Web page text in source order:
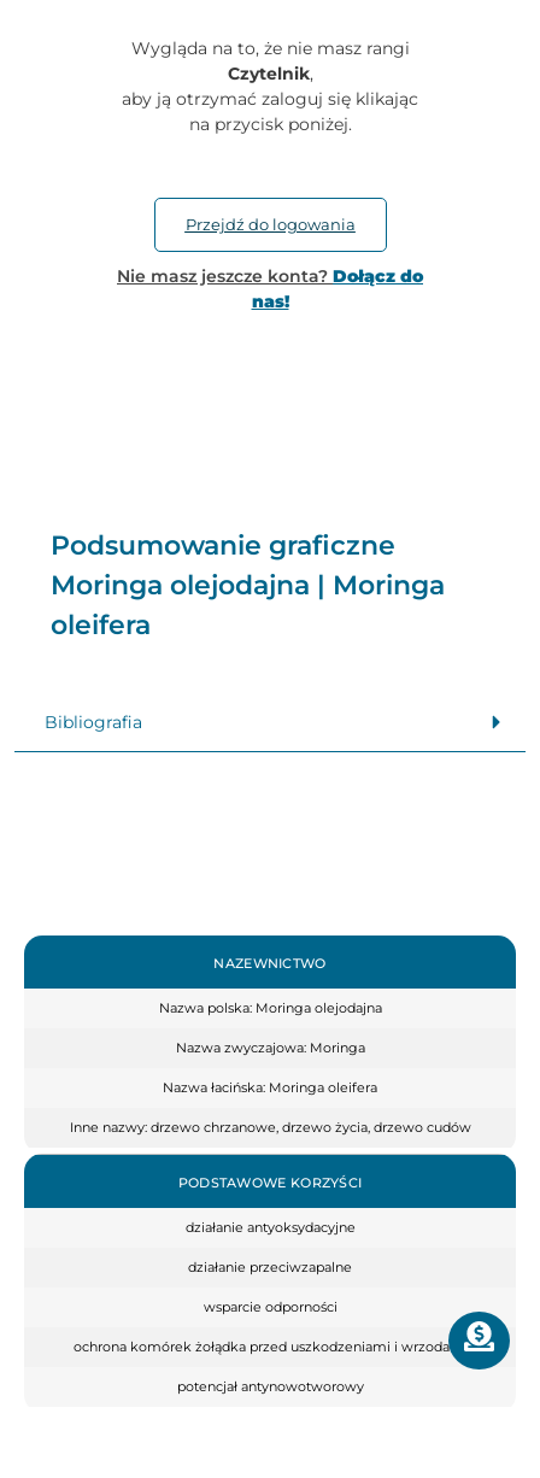
Wygląda na to, że nie masz rangi
Czytelnik,
aby ją otrzymać zaloguj się klikając
na przycisk poniżej.
Przejdź do logowania
Nie masz jeszcze konta? Dołącz do
nas!
Podsumowanie graficzne
Moringa olejodajna | Moringa
oleifera
Bibliografia
NAZEWNICTWO
Nazwa polska: Moringa olejodajna
Nazwa zwyczajowa: Moringa
Nazwa łacińska: Moringa oleifera
Inne nazwy: drzewo chrzanowe, drzewo życia, drzewo cudów
PODSTAWOWE KORZYŚCI
działanie antyoksydacyjne
działanie przeciwzapalne
wsparcie odporności
ochrona komórek żołądka przed uszkodzeniami i wrzodami
potencjał antynowotworowy